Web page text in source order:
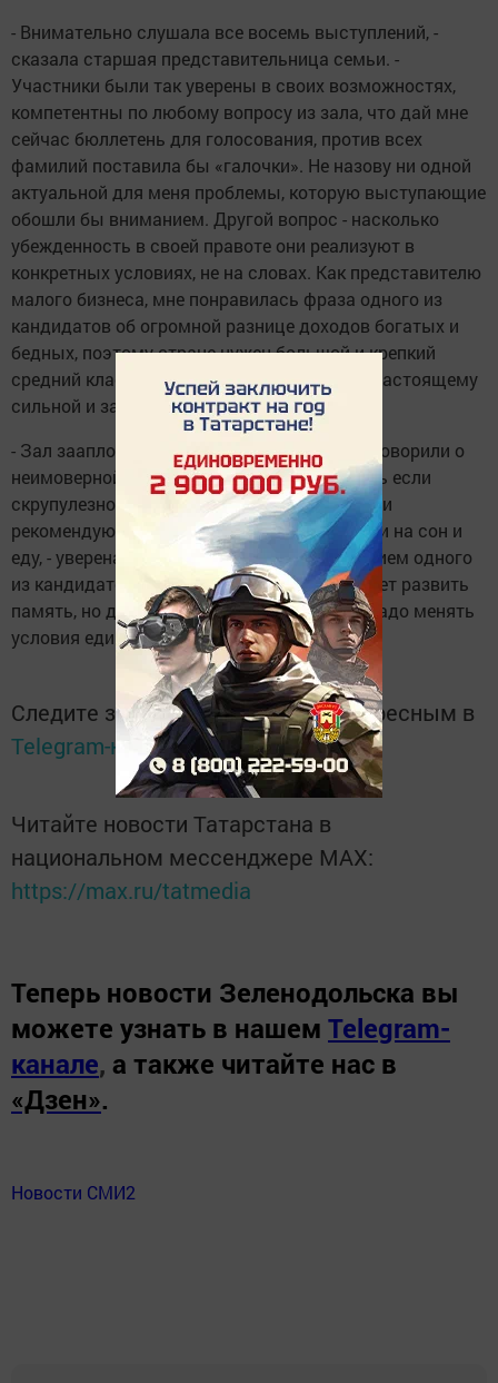
- Внимательно слушала все восемь выступлений, -
сказала старшая представительница семьи. -
Участники были так уверены в своих возможностях,
компетентны по любому вопросу из зала, что дай мне
сейчас бюллетень для голосования, против всех
фамилий поставила бы «галочки». Не назову ни одной
актуальной для меня проблемы, которую выступающие
обошли бы вниманием. Другой вопрос - насколько
убежденность в своей правоте они реализуют в
конкретных условиях, не на словах. Как представителю
малого бизнеса, мне понравилась фраза одного из
кандидатов об огромной разнице доходов богатых и
бедных, поэтому стране нужен большой и крепкий
средний класс. Вот тогда Россия будет по-настоящему
сильной и защищенной от любых недругов.
- Зал зааплодировал, когда выступающие говорили о
неимоверной нагрузке на школьников, - ведь если
скрупулезно выполнять всё, что требуют или
рекомендуют учителя, не останется времени на сон и
еду, - уверена Зарина. - И я согласна с мнением одного
из кандидатов: нынешний формат ЕГЭ может развить
память, но думать он не научит. А значит, надо менять
условия единого экзамена.
Следите за самым важным и интересным в
Telegram-канале Татмедиа
Читайте новости Татарстана в
национальном мессенджере MАХ:
https://max.ru/tatmedia
Теперь новости Зеленодольска вы
можете узнать в нашем Telegram-
канале, а также читайте нас в
«Дзен».
Новости СМИ2